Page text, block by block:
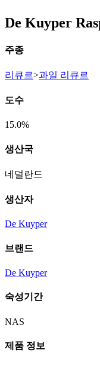
De Kuyper
주종
리큐르>과일 리큐르
도수
15.0%
생산국
네덜란드
생산자
De Kuyper
브랜드
De Kuyper
숙성기간
NAS
제품 정보